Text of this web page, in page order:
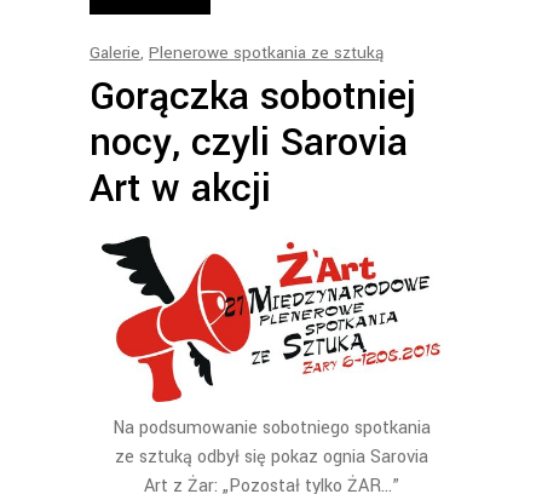
Galerie, Plenerowe spotkania ze sztuką
Gorączka sobotniej
nocy, czyli Sarovia
Art w akcji
Na podsumowanie sobotniego spotkania
ze sztuką odbył się pokaz ognia Sarovia
Art z Żar: „Pozostał tylko ŻAR…”